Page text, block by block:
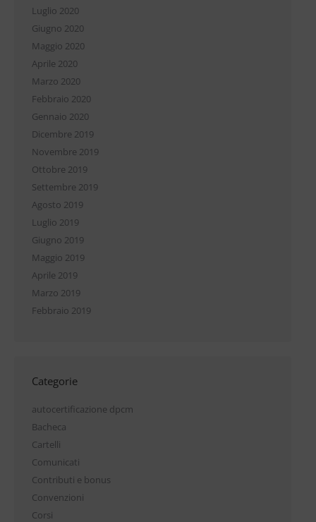
Luglio 2020
Giugno 2020
Maggio 2020
Aprile 2020
Marzo 2020
Febbraio 2020
Gennaio 2020
Dicembre 2019
Novembre 2019
Ottobre 2019
Settembre 2019
Agosto 2019
Luglio 2019
Giugno 2019
Maggio 2019
Aprile 2019
Marzo 2019
Febbraio 2019
Categorie
autocertificazione dpcm
Bacheca
Cartelli
Comunicati
Contributi e bonus
Convenzioni
Corsi